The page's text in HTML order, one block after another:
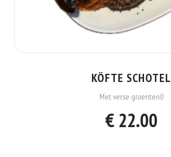
KÖFTE SCHOTEL
Met verse groenten0
€ 22.00